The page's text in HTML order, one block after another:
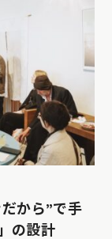
から”で手
の設計